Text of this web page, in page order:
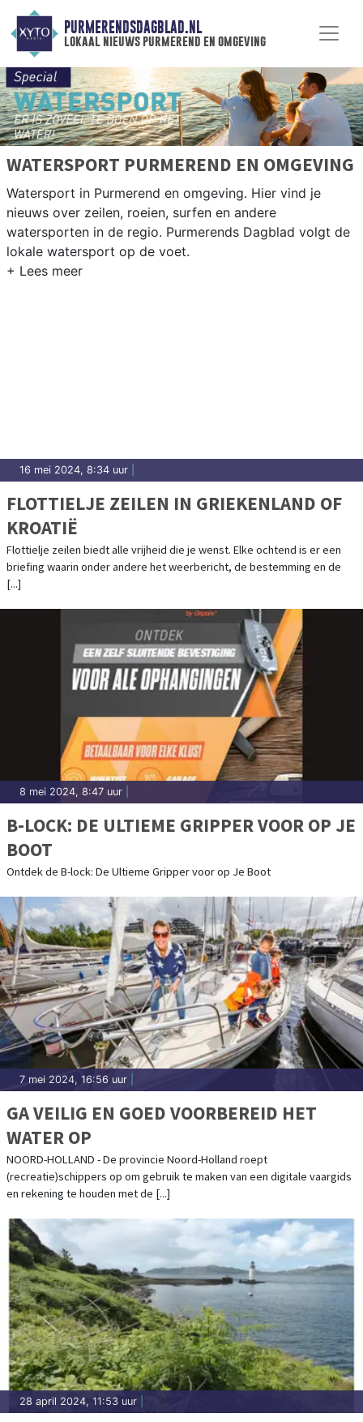
PURMERENDSDAGBLAD.NL
lokaal nieuws purmerend en omgeving
WATERSPORT PURMEREND EN OMGEVING
Watersport in Purmerend en omgeving. Hier vind je
nieuws over zeilen, roeien, surfen en andere
watersporten in de regio. Purmerends Dagblad volgt de
lokale watersport op de voet.
16 mei 2024, 8:34 uur
FLOTTIELJE ZEILEN IN GRIEKENLAND OF
KROATIË
Flottielje zeilen biedt alle vrijheid die je wenst. Elke ochtend is er een
briefing waarin onder andere het weerbericht, de bestemming en de
[...]
8 mei 2024, 8:47 uur
B-LOCK: DE ULTIEME GRIPPER VOOR OP JE
BOOT
Ontdek de B-lock: De Ultieme Gripper voor op Je Boot
7 mei 2024, 16:56 uur
GA VEILIG EN GOED VOORBEREID HET
WATER OP
NOORD-HOLLAND - De provincie Noord-Holland roept
(recreatie)schippers op om gebruik te maken van een digitale vaargids
en rekening te houden met de [...]
28 april 2024, 11:53 uur